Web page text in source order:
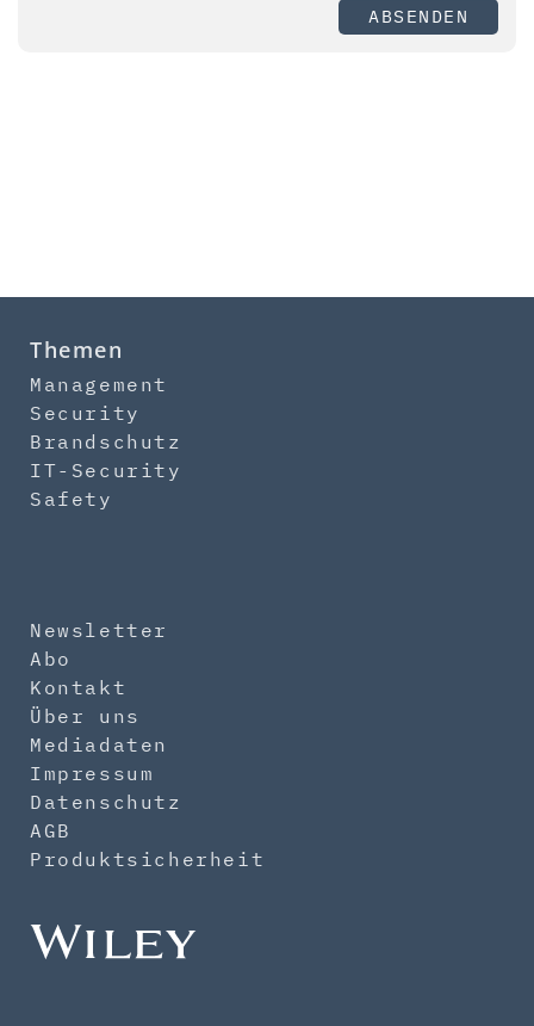
ABSENDEN
Themen
Management
Security
Brandschutz
IT-Security
Safety
Newsletter
Abo
Kontakt
Über uns
Mediadaten
Impressum
Datenschutz
AGB
Produktsicherheit